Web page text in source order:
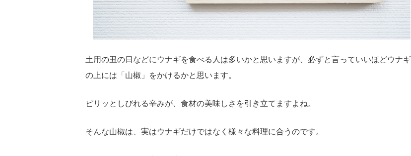
土用の丑の日などにウナギを食べる人は多いかと思いますが、必ずと言っていいほどウナギ
の上には「山椒」をかけるかと思います。
ピリッとしびれる辛みが、食材の美味しさを引き立てますよね。
そんな山椒は、実はウナギだけではなく様々な料理に合うのです。